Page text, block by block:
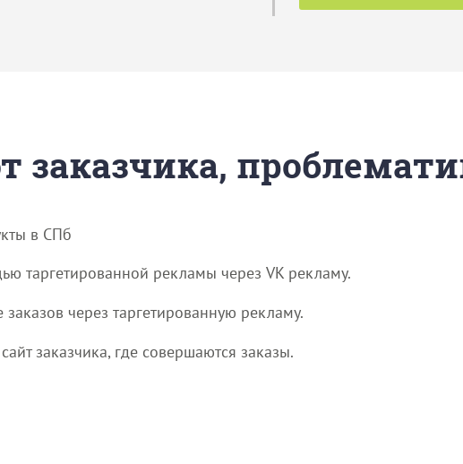
заказчика,
в СПб
таргетированной рекламы через VK рекламу.
через таргетированную рекламу.
заказчика, где совершаются заказы.